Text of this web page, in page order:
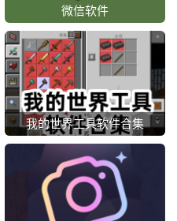
微信软件
我的世界工具软件合集